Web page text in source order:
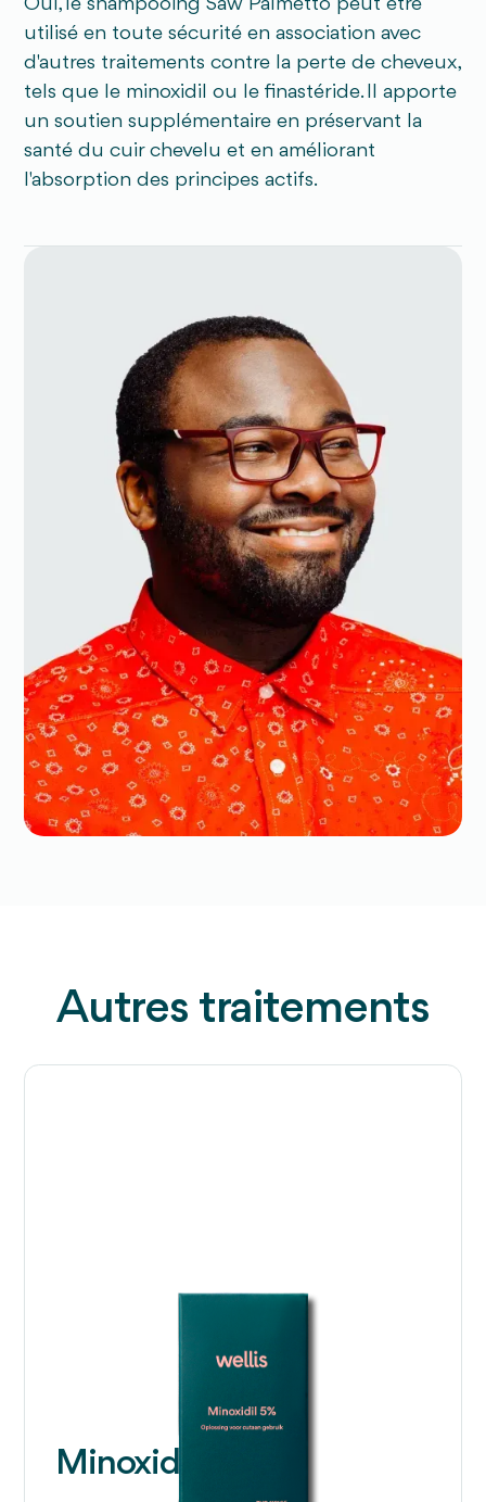
utilisé en toute sécurité en association avec
d'autres traitements contre la perte de cheveux,
tels que le minoxidil ou le finastéride. Il apporte
un soutien supplémentaire en préservant la
santé du cuir chevelu et en améliorant
l'absorption des principes actifs.
Autres traitements
Minoxidil 5 %